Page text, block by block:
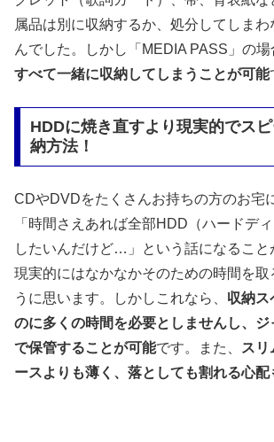
属品は別に収納するか、処分してしま
んでした。しかし「MEDIA PASS」の場
すべて一緒に収納してしまうことが可能
HDDに焼き直すより現実的でス
納方法！
CDやDVDをたくさんお持ちの方のお宅
「時間さえあれば全部HDD（ハードデ
したいんだけど…」という話になること
現実的にはなかなかそのための時間を取
うに思います。しかしこれなら、 収納ス
のに多くの時間を必要としませんし、ジ
で保管することが可能です。また、
スリ
ースよりも薄く、落としても割れる心配